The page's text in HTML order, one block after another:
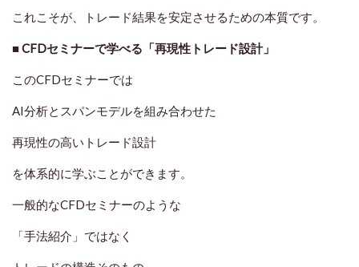
これこそが、トレード結果を安定させるための本質です。
■ CFDセミナーで学べる「再現性トレード設計」
このCFDセミナーでは
AI分析とスパンモデルを組み合わせた
再現性の高いトレード設計
を体系的に学ぶことができます。
一般的なCFDセミナーのような
「手法紹介」ではなく